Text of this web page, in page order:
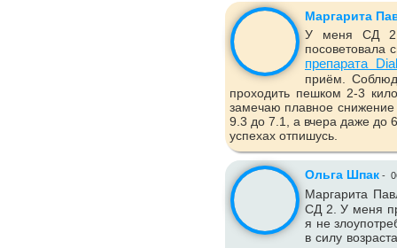
Маргарита
У меня СД 2
посоветовала
препарата
приём.
проходить пешком 2-3
замечаю плавное снижение
9.3 до 7.1, а вчера даже до
успехах отпишусь.
Ольга Шпак -
Маргарита
СД 2. У меня
я не
в силу